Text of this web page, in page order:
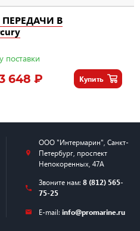
В
поставки
648 ₽ Купить
ООО "Интермарин" Санкт-
Петербург, проспект
Непокоренных, 47А
Звоните нам: 8 (812) 565-
75-25
E-mail: info@promarine.ru